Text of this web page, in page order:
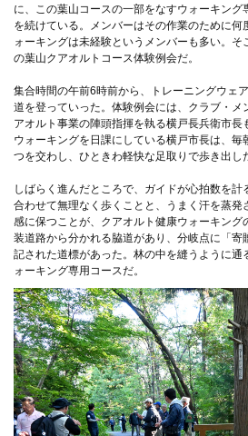
に、この葉山コースの一部をなすウォーキン
を続けている。メンバーはその作業のために何
ォーキングは未経験というメンバーも多い。そ
の葉山クアオルトコース体験例会だ。
集合時間の午前6時前から、トレーニングウェ
道を登っていった。体験例会には、クラブ・メ
アオルト事業の陣頭指揮を執る横戸長兵衛市長
ウォーキングを日課にしている横戸市長は、毎
つを交わし、ひときわ軽快な足取りで歩き出し
しばらく進んだところで、ガイドが心拍数を計
合わせて無理なく歩くことと、うまく汗を蒸発
感に保つことが、クアオルト健康ウォーキング
装道路から分かれる脇道があり、分岐点に「寄
記された道標があった。林の中を縫うように通
ォーキング専用コースだ。